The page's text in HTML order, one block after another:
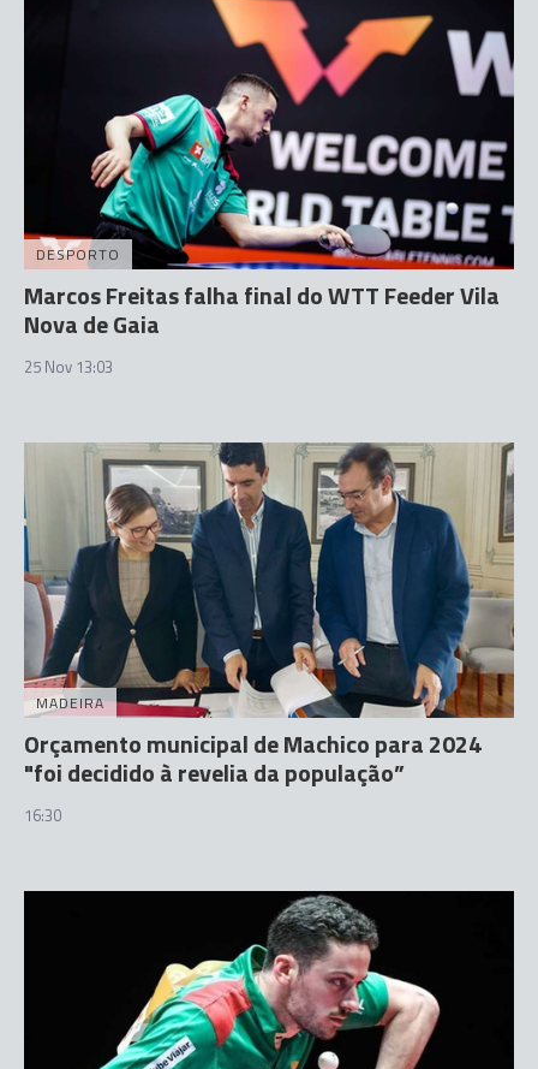
DESPORTO
Marcos Freitas falha final do WTT Feeder Vila
Nova de Gaia
25 Nov 13:03
MADEIRA
Orçamento municipal de Machico para 2024
"foi decidido à revelia da população”
16:30